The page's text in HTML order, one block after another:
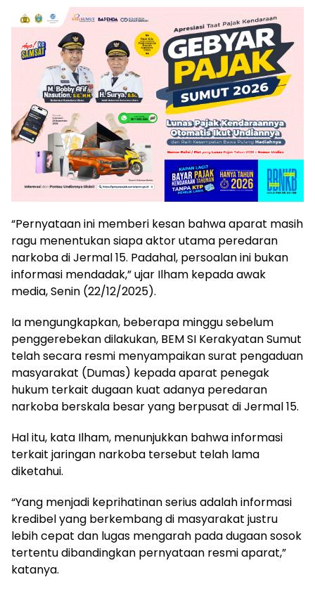
“Pernyataan ini memberi kesan bahwa aparat masih
ragu menentukan siapa aktor utama peredaran
narkoba di Jermal 15. Padahal, persoalan ini bukan
informasi mendadak,” ujar Ilham kepada awak
media, Senin (22/12/2025).
Ia mengungkapkan, beberapa minggu sebelum
penggerebekan dilakukan, BEM SI Kerakyatan Sumut
telah secara resmi menyampaikan surat pengaduan
masyarakat (Dumas) kepada aparat penegak
hukum terkait dugaan kuat adanya peredaran
narkoba berskala besar yang berpusat di Jermal 15.
Hal itu, kata Ilham, menunjukkan bahwa informasi
terkait jaringan narkoba tersebut telah lama
diketahui.
“Yang menjadi keprihatinan serius adalah informasi
kredibel yang berkembang di masyarakat justru
lebih cepat dan lugas mengarah pada dugaan sosok
tertentu dibandingkan pernyataan resmi aparat,”
katanya.